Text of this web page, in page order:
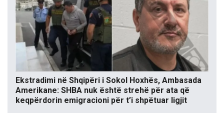
Ekstradimi në Shqipëri i Sokol Hoxhës, Ambasada
Amerikane: SHBA nuk është strehë për ata që
keqpërdorin emigracioni për t’i shpëtuar ligjit